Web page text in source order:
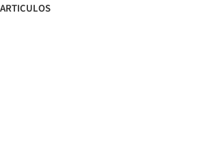
ARTICULOS